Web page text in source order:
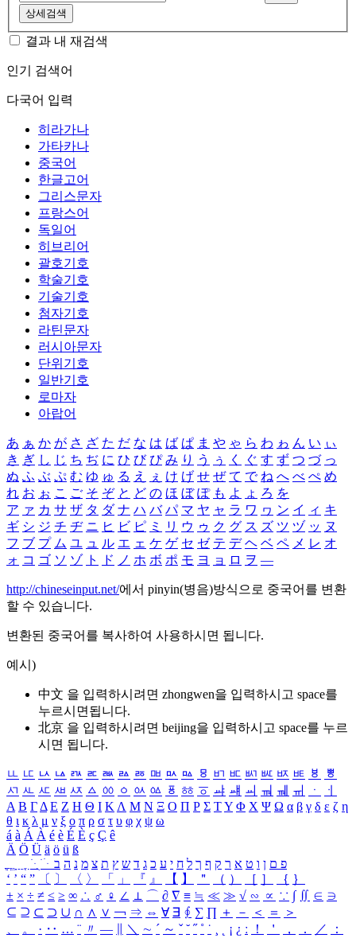
상세검색
결과 내 재검색
인기 검색어
다국어 입력
히라가나
가타카나
중국어
한글고어
그리스문자
프랑스어
독일어
히브리어
괄호기호
학술기호
기술기호
첨자기호
라틴문자
러시아문자
단위기호
일반기호
로마자
아랍어
あ ぁ か が さ ざ た だ な は ば ぱ ま や ゃ ら わ ゎ ん い ぃ
き ぎ し じ ち ぢ に ひ び ぴ み り う ぅ く ぐ す ず つ づ っ
ぬ ふ ぶ ぷ む ゆ ゅ る え ぇ け げ せ ぜ て で ね へ べ ぺ め
れ お ぉ こ ご そ ぞ と ど の ほ ぼ ぽ も よ ょ ろ を
ア ァ カ サ ザ タ ダ ナ ハ バ パ マ ヤ ャ ラ ワ ヮ ン イ ィ キ
ギ シ ジ チ ヂ ニ ヒ ビ ピ ミ リ ウ ゥ ク グ ス ズ ツ ヅ ッ ヌ
フ ブ プ ム ユ ュ ル エ ェ ケ ゲ セ ゼ テ デ ヘ ベ ペ メ レ オ
ォ コ ゴ ソ ゾ ト ド ノ ホ ボ ポ モ ヨ ョ ロ ヲ ―
http://chineseinput.net/에서 pinyin(병음)방식으로 중국어를 변환
할 수 있습니다.
변환된 중국어를 복사하여 사용하시면 됩니다.
예시)
中文 을 입력하시려면 zhongwen을 입력하시고 space를
누르시면됩니다.
北京 을 입력하시려면 beijing을 입력하시고 space를 누르
시면 됩니다.
ㅥ ㅦ ㅧ ㅨ ㅩ ㅪ ㅫ ㅬ ㅭ ㅮ ㅯ ㅰ ㅱ ㅲ ㅳ ㅴ ㅵ ㅶ ㅷ ㅸ
ㅹ
ㅺ ㅻ ㅼ ㅽ ㅾ ㅿ ㆀ ㆁ ㆂ ㆃ ㆄ ㆅ ㆆ ㆇ ㆈ ㆉ ㆊ ㆋ ㆌ ㆍ
ㆎ
Α Β ΓΔ Ε Ζ Η Θ Ι ΚΛ Μ Ν Ξ Ο Π Ρ Σ ΤΥ Φ Χ Ψ Ω α β γ δ ε ζ η
θ ι κ λ μ ν ξ ο π ρ σ τ υ φ χ ψ ω
á à Á À é è É È ç Ç ê
Ä Ö Ü ä ö ü ß
ִֶֹ ֻּ ׁׂ פ ם ן ו ט א ר ק ף ך ל ח י ע כ ג ד ש ץ ת צ מ נ ה ב
‘ ’ “ ” 〔 〕 〈 〉 「 」 『 』 【 】 ＂ （ ） ［ ］ ｛ ｝
± × ÷ ≠ ≤ ≥ ∞ ∴ ♂ ♀ ∠ ⊥ ⌒ ∂ ∇ ≡ ≒ ≪ ≫ √ ∽ ∝ ∵ ∫ ∬ ∈ ∋
⊆ ⊇ ⊂ ⊃ ∪ ∩ ∧ ∨ ￢ ⇒ ⇔ ∀ ∃ ∮ ∑ ∏ ＋ － ＜ ＝
＞
、
。 · ‥ … ¨ 〃 ― ＼ ∼ ´ ～ ˇ ˘ ˝ ˚ ˙ ¸ ¡ ¿ ː ！ ＇ ， ． ／
：